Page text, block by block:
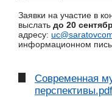
Заявки на участие в
выслать до 20
адресу:
информационном
Современная
перспективы.pdf